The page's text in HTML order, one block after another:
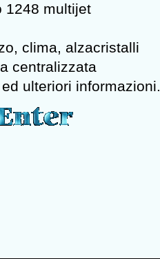
1248 multijet
clima, alzacristalli
centralizzata
ulteriori informazioni.